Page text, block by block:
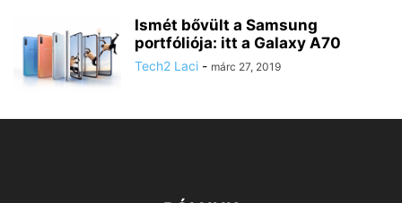
Ismét bővült a Samsung
portfóliója: itt a Galaxy A70
Tech2 Laci - márc 27, 2019